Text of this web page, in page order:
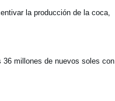
la producción de la coca,
36 millones de nuevos soles con